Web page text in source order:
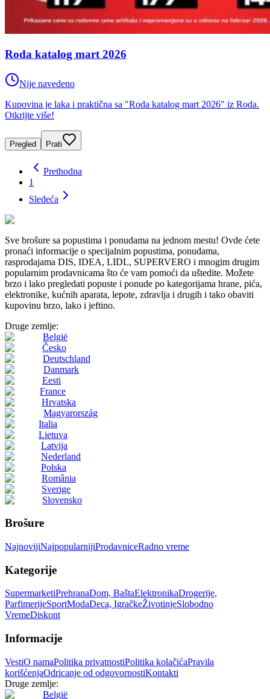
Roda katalog mart 2026
Nije navedeno
Kupovina je laka i praktična sa "Roda katalog mart 2026" iz Roda.
Otkrijte više!
Pregled Prati
Prethodna
1
Sledeća
Sve brošure sa popustima i ponudama na jednom mestu! Ovde ćete
pronaći informacije o specijalnim popustima, ponudama,
rasprodajama DIS, IDEA, LIDL, SUPERVERO i mnogim drugim
popularnim prodavnicama što će vam pomoći da uštedite. Možete
brzo i lako pregledati popuste i ponude po kategorijama hrane, pića,
elektronike, kućnih aparata, lepote, zdravlja i drugih i tako obaviti
kupovinu brzo, lako i jeftino.
Druge zemlje:
België
Česko
Deutschland
Danmark
Eesti
France
Hrvatska
Magyarország
Italia
Lietuva
Latvija
Nederland
Polska
România
Sverige
Slovensko
Brošure
NajnovijiNajpopularnijiProdavniceRadno vreme
Kategorije
SupermarketiPrehranaDom, BaštaElektronikaDrogerije,
ParfimerijeSportModaDeca, IgračkeŽivotinjeSlobodno
VremeDiskont
Informacije
VestiO namaPolitika privatnostiPolitika kolačićaPravila
korišćenjaOdricanje od odgovornostiKontakti
Druge zemlje:
België